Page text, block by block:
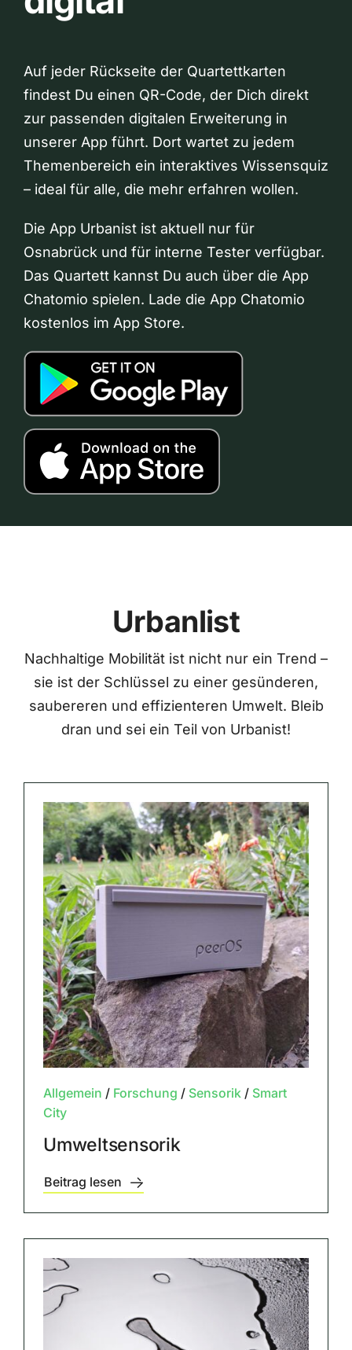
Auf jeder Rückseite der Quartettkarten
findest Du einen QR-Code, der Dich direkt
zur passenden digitalen Erweiterung in
unserer App führt. Dort wartet zu jedem
Themenbereich ein interaktives Wissensquiz
– ideal für alle, die mehr erfahren wollen.
Die App Urbanist ist aktuell nur für
Osnabrück und für interne Tester verfügbar.
Das Quartett kannst Du auch über die App
Chatomio spielen. Lade die App Chatomio
kostenlos im App Store.
Urbanlist
Nachhaltige Mobilität ist nicht nur ein Trend –
sie ist der Schlüssel zu einer gesünderen,
saubereren und effizienteren Umwelt. Bleib
dran und sei ein Teil von Urbanist!
Allgemein / Forschung / Sensorik/ Smart
City
Umweltsensorik
Beitrag lesen